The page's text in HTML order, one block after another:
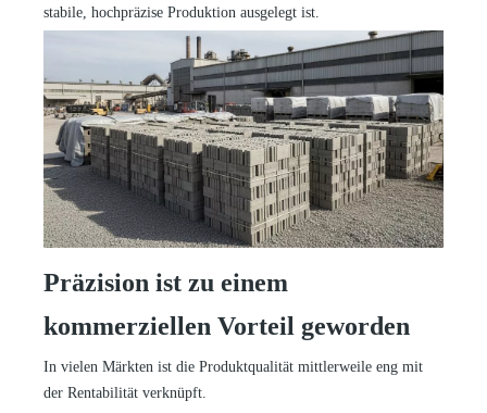
stabile, hochpräzise Produktion ausgelegt ist.
Präzision ist zu einem
kommerziellen Vorteil geworden
In vielen Märkten ist die Produktqualität mittlerweile eng mit
der Rentabilität verknüpft.